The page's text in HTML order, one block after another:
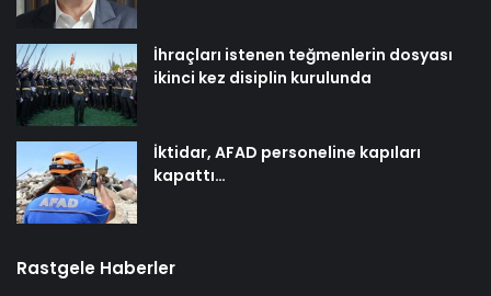
İhraçları istenen teğmenlerin dosyası
ikinci kez disiplin kurulunda
İktidar, AFAD personeline kapıları
kapattı…
Rastgele Haberler